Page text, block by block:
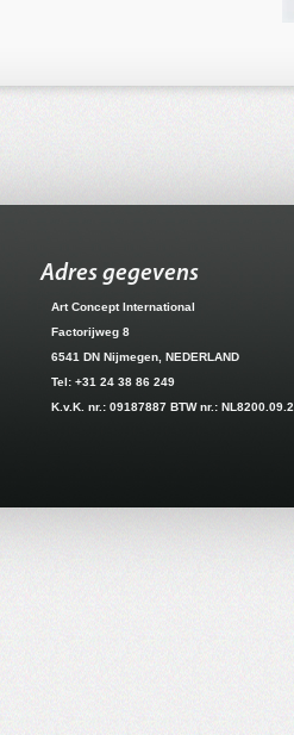
Adres gegevens
Art Concept International
Factorijweg 8
6541 DN Nijmegen, NEDERLAND
Tel: +31 24 38 86 249
K.v.K. nr.: 09187887 BTW nr.: